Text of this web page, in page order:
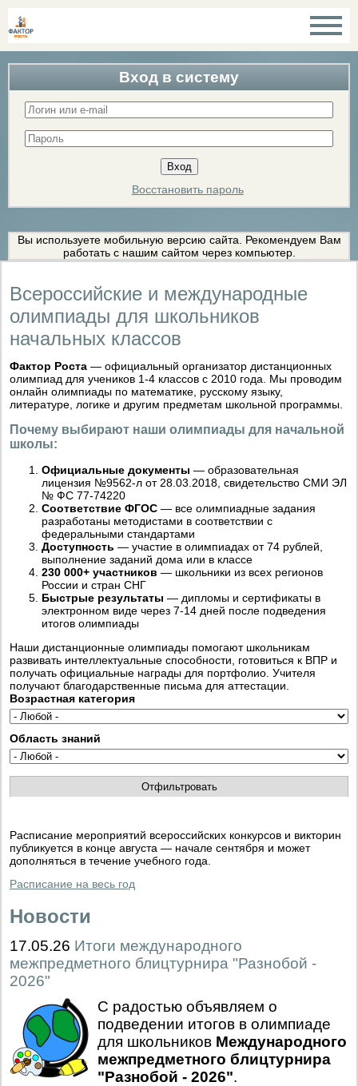
Вход в систему
Восстановить пароль
Вы используете мобильную версию сайта. Рекомендуем Вам
работать с нашим сайтом через компьютер.
Всероссийские и международные
олимпиады для школьников
начальных классов
Фактор Роста — официальный организатор дистанционных
олимпиад для учеников 1-4 классов с 2010 года. Мы проводим
онлайн олимпиады по математике, русскому языку,
литературе, логике и другим предметам школьной программы.
Почему выбирают наши олимпиады для начальной
школы:
Официальные документы — образовательная
лицензия №9562-л от 28.03.2018, свидетельство СМИ ЭЛ
№ ФС 77-74220
Соответствие ФГОС — все олимпиадные задания
разработаны методистами в соответствии с
федеральными стандартами
Доступность — участие в олимпиадах от 74 рублей,
выполнение заданий дома или в классе
230 000+ участников — школьники из всех регионов
России и стран СНГ
Быстрые результаты — дипломы и сертификаты в
электронном виде через 7-14 дней после подведения
итогов олимпиады
Наши дистанционные олимпиады помогают школьникам
развивать интеллектуальные способности, готовиться к ВПР и
получать официальные награды для портфолио. Учителя
получают благодарственные письма для аттестации.
Возрастная категория
Область знаний
Расписание мероприятий всероссийских конкурсов и викторин
публикуется в конце августа — начале сентября и может
дополняться в течение учебного года.
Расписание на весь год
Новости
17.05.26 Итоги международного
межпредметного блицтурнира "Разнобой -
2026"
С радостью объявляем о
подведении итогов в олимпиаде
для школьников Международного
межпредметного блицтурнира
"Разнобой - 2026".